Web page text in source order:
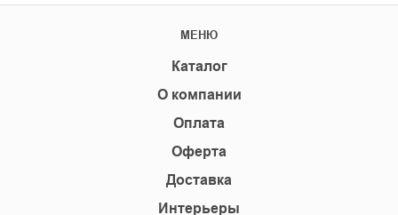
МЕНЮ
Каталог
О компании
Оплата
Оферта
Доставка
Интерьеры